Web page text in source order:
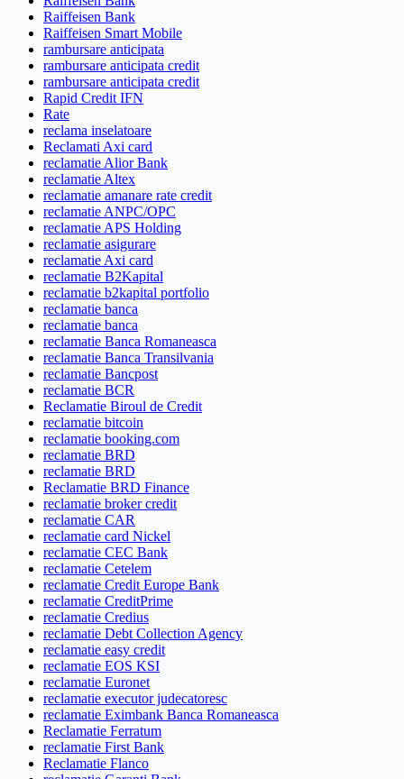
Raiffeisen Bank
Raiffeisen Smart Mobile
rambursare anticipata
rambursare anticipata credit
rambursare anticipata credit
Rapid Credit IFN
Rate
reclama inselatoare
Reclamati Axi card
reclamatie Alior Bank
reclamatie Altex
reclamatie amanare rate credit
reclamatie ANPC/OPC
reclamatie APS Holding
reclamatie asigurare
reclamatie Axi card
reclamatie B2Kapital
reclamatie b2kapital portfolio
reclamatie banca
reclamatie banca
reclamatie Banca Romaneasca
reclamatie Banca Transilvania
reclamatie Bancpost
reclamatie BCR
Reclamatie Biroul de Credit
reclamatie bitcoin
reclamatie booking.com
reclamatie BRD
reclamatie BRD
Reclamatie BRD Finance
reclamatie broker credit
reclamatie CAR
reclamatie card Nickel
reclamatie CEC Bank
reclamatie Cetelem
reclamatie Credit Europe Bank
reclamatie CreditPrime
reclamatie Credius
reclamatie Debt Collection Agency
reclamatie easy credit
reclamatie EOS KSI
reclamatie Euronet
reclamatie executor judecatoresc
reclamatie Eximbank Banca Romaneasca
Reclamatie Ferratum
reclamatie First Bank
Reclamatie Flanco